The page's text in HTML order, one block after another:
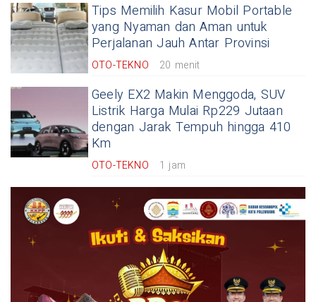
Tips Memilih Kasur Mobil Portable
yang Nyaman dan Aman untuk
Perjalanan Jauh Antar Provinsi
OTO-TEKNO 20 menit
Geely EX2 Makin Menggoda, SUV
Listrik Harga Mulai Rp229 Jutaan
dengan Jarak Tempuh hingga 410
Km
OTO-TEKNO 1 jam